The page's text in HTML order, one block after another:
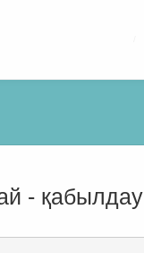
- қабылдау